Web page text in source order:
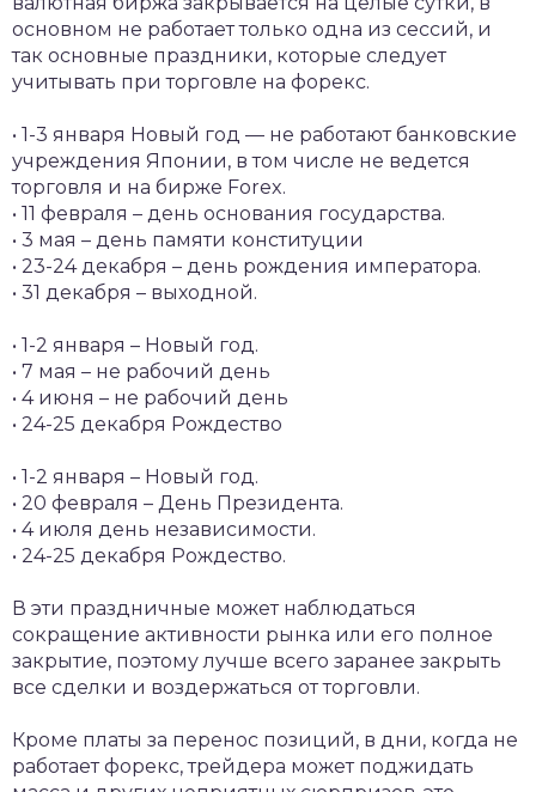
основном не работает только одна из сессий, и
так основные праздники, которые следует
учитывать при торговле на форекс.
• 1-3 января Новый год — не работают банковские
учреждения Японии, в том числе не ведется
торговля и на бирже Forex.
• 11 февраля – день основания государства.
• 3 мая – день памяти конституции
• 23-24 декабря – день рождения императора.
• 31 декабря – выходной.
• 1-2 января – Новый год.
• 7 мая – не рабочий день
• 4 июня – не рабочий день
• 24-25 декабря Рождество
• 1-2 января – Новый год.
• 20 февраля – День Президента.
• 4 июля день независимости.
• 24-25 декабря Рождество.
В эти праздничные может наблюдаться
сокращение активности рынка или его полное
закрытие, поэтому лучше всего заранее закрыть
все сделки и воздержаться от торговли.
Кроме платы за перенос позиций, в дни, когда не
работает форекс, трейдера может поджидать